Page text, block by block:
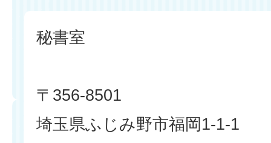
秘書室
〒356-8501
埼玉県ふじみ野市福岡1-1-1